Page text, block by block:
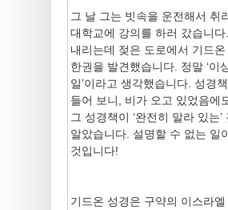
그 날 그는 빗속을 운전해서 취
대학교에 강의를 하러 갔습니다
내리는데 젖은 도로에서 기드온
한권을 발견했습니다. 정말 ‘이
일’이라고 생각했습니다. 성경
들어 보니, 비가 오고 있었음에
그 성경책이 ‘완전히 말라 있는’
알았습니다. 설명할 수 없는 일
것입니다!
기드온 성경은 구약의 이스라엘